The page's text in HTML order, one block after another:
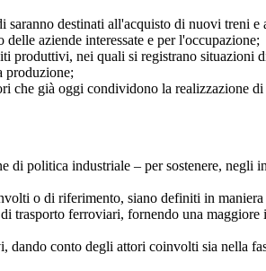
destinati all'acquisto di nuovi treni e
aziende interessate e per l'occupazione;
nei quali si registrano situazioni
produzione;
già oggi condividono la realizzazione di
industriale – per sostenere, negli
o di riferimento, siano definiti in maniera
trasporto ferroviari, fornendo una
conto degli attori coinvolti sia nella